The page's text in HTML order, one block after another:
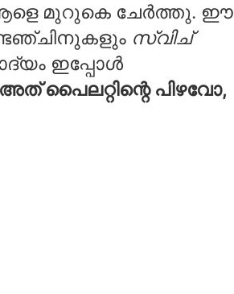
ആളെ മുറുകെ ചേർത്തു. ഈ
സ്വിച്
ഇപ്പോൾ
അത് പൈലറ്റിന്റെ പിഴവോ,